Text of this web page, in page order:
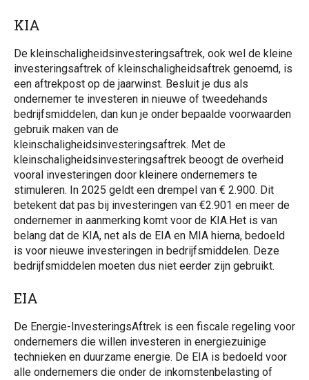
KIA
De kleinschaligheidsinvesteringsaftrek, ook wel de kleine
investeringsaftrek of kleinschaligheidsaftrek genoemd, is
een aftrekpost op de jaarwinst. Besluit je dus als
ondernemer te investeren in nieuwe of tweedehands
bedrijfsmiddelen, dan kun je onder bepaalde voorwaarden
gebruik maken van de
kleinschaligheidsinvesteringsaftrek. Met de
kleinschaligheidsinvesteringsaftrek beoogt de overheid
vooral investeringen door kleinere ondernemers te
stimuleren. In 2025 geldt een drempel van € 2.900. Dit
betekent dat pas bij investeringen van €2.901 en meer de
ondernemer in aanmerking komt voor de KIA.Het is van
belang dat de KIA, net als de EIA en MIA hierna, bedoeld
is voor nieuwe investeringen in bedrijfsmiddelen. Deze
bedrijfsmiddelen moeten dus niet eerder zijn gebruikt.
EIA
De Energie-InvesteringsAftrek is een fiscale regeling voor
ondernemers die willen investeren in energiezuinige
technieken en duurzame energie. De EIA is bedoeld voor
alle ondernemers die onder de inkomstenbelasting of